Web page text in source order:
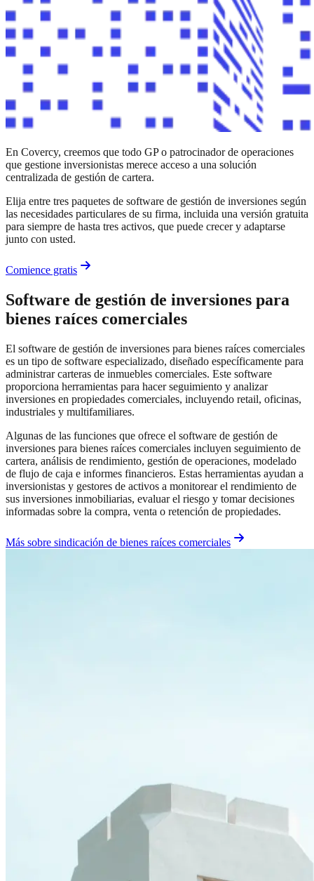
En Covercy, creemos que todo GP o patrocinador de operaciones
que gestione inversionistas merece acceso a una solución
centralizada de gestión de cartera.
Elija entre tres paquetes de software de gestión de inversiones según
las necesidades particulares de su firma, incluida una versión gratuita
para siempre de hasta tres activos, que puede crecer y adaptarse
junto con usted.
Comience gratis
Software de gestión de inversiones para
bienes raíces comerciales
El software de gestión de inversiones para bienes raíces comerciales
es un tipo de software especializado, diseñado específicamente para
administrar carteras de inmuebles comerciales. Este software
proporciona herramientas para hacer seguimiento y analizar
inversiones en propiedades comerciales, incluyendo retail, oficinas,
industriales y multifamiliares.
Algunas de las funciones que ofrece el software de gestión de
inversiones para bienes raíces comerciales incluyen seguimiento de
cartera, análisis de rendimiento, gestión de operaciones, modelado
de flujo de caja e informes financieros. Estas herramientas ayudan a
inversionistas y gestores de activos a monitorear el rendimiento de
sus inversiones inmobiliarias, evaluar el riesgo y tomar decisiones
informadas sobre la compra, venta o retención de propiedades.
Más sobre sindicación de bienes raíces comerciales